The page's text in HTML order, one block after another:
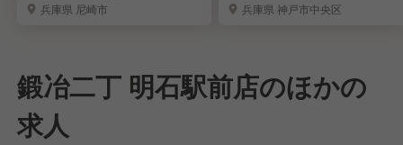
兵庫県 尼崎市
兵庫県 神戸市中央区
鍛冶二丁 明石駅前店のほかの
求人